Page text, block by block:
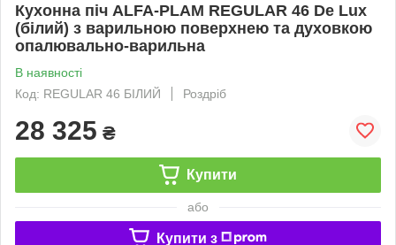
Кухонна піч ALFA-PLAM REGULAR 46 De Lux
(білий) з варильною поверхнею та духовкою
опалювально-варильна
В наявності
Код: REGULAR 46 БІЛИЙ
Роздріб
28 325 ₴
Купити
або
Купити з